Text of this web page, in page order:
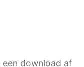
download af